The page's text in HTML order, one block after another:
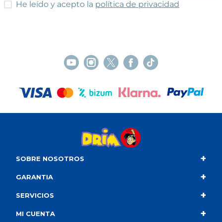
He leído y acepto las condiciones
He leído y acepto la política de privacidad
SOBRE NOSOTROS +
Contacto
Quiénes somos
Catálogo
GARANTIA +
Condiciones de compra
Política de privacidad
SERVICIOS +
Envío
MI CUENTA +